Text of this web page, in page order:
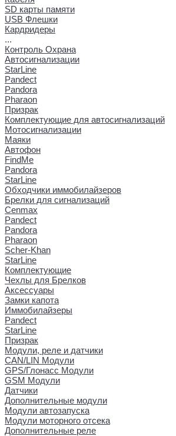
SD карты памяти
USB Флешки
Кардридеры
...
Контроль Охрана
Автосигнализации
StarLine
Pandect
Pandora
Pharaon
Призрак
Комплектующие для автосигнализаций
Мотосигнализации
Маяки
Автофон
FindMe
Pandora
StarLine
Обходчики иммобилайзеров
Брелки для сигнализаций
Cenmax
Pandect
Pandora
Pharaon
Scher-Khan
StarLine
Комплектующие
Чехлы для Брелков
Аксессуары
Замки капота
Иммобилайзеры
Pandect
StarLine
Призрак
Модули, реле и датчики
CAN/LIN Модули
GPS/Глонасс Модули
GSM Модули
Датчики
Дополнительные модули
Модули автозапуска
Модули моторного отсека
Дополнительные реле